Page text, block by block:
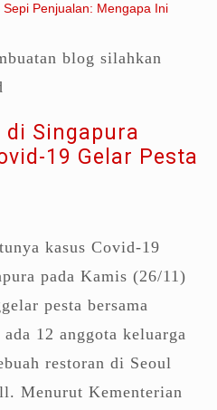
Penjualan: Mengapa Ini
blog silahkan
di Singapura
19 Gelar Pesta
kasus Covid-19
pada Kamis (26/11)
pesta bersama
12 anggota keluarga
restoran di Seoul
Menurut Kementerian